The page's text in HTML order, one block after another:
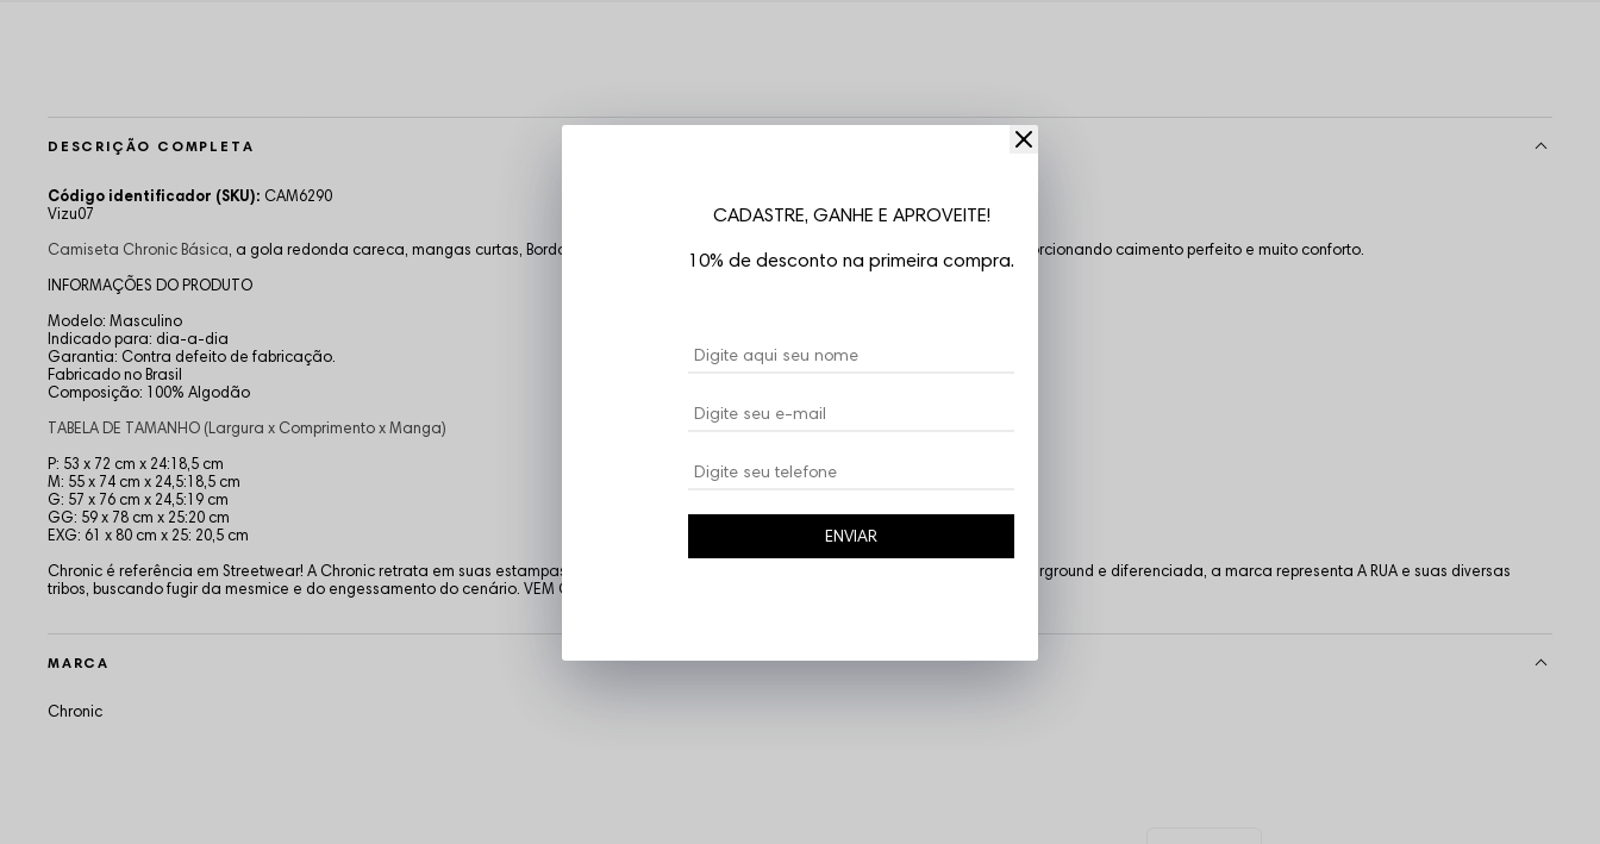
DESCRIÇÃO COMPLETA
Código identificador (SKU): CAM6290
Vizu07
Camiseta Chronic Básica, a gola redonda careca, mangas curtas, Bordado frente, costuras reforçadas, confeccionada em Algodão, proporcionando caimento perfeito e muito conforto.
INFORMAÇÕES DO PRODUTO
Modelo: Masculino
Indicado para: dia-a-dia
Garantia: Contra defeito de fabricação.
Fabricado no Brasil
Composição: 100% Algodão
TABELA DE TAMANHO (Largura x Comprimento x Manga)
P: 53 x 72 cm x 24:18,5 cm
M: 55 x 74 cm x 24,5:18,5 cm
G: 57 x 76 cm x 24,5:19 cm
GG: 59 x 78 cm x 25:20 cm
EXG: 61 x 80 cm x 25: 20,5 cm
Chronic é referência em Streetwear! A Chronic retrata em suas estampas temas complexos que as demais tratam como tabu. Urbana, underground e diferenciada, a marca representa A RUA e suas diversas
tribos, buscando fugir da mesmice e do engessamento do cenário. VEM COM NOIZ
MARCA
Chronic
CADASTRE, GANHE E APROVEITE!
10% de desconto na primeira compra.
ENVIAR